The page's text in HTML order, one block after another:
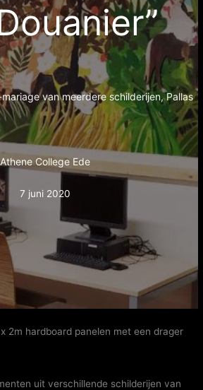
van meerdere schilderijen, Pallas
Athene College Ede
7 juni 2020
2m hardboard panelen met een drager
uit verschillende schilderijen van